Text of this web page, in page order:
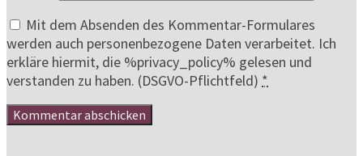
Mit dem Absenden des Kommentar-Formulares
werden auch personenbezogene Daten verarbeitet. Ich
erkläre hiermit, die %privacy_policy% gelesen und
verstanden zu haben. (DSGVO-Pflichtfeld) *